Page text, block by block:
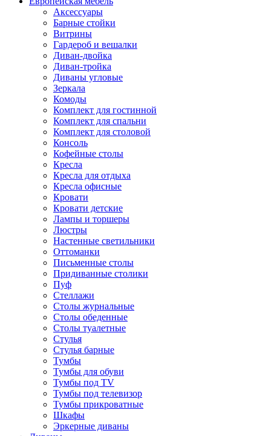
Аксессуары
Барные стойки
Витрины
Гардероб и вешалки
Диван-двойка
Диван-тройка
Диваны угловые
Зеркала
Комоды
Комплект для гостинной
Комплект для спальни
Комплект для столовой
Консоль
Кофейные столы
Кресла
Кресла для отдыха
Кресла офисные
Кровати
Кровати детские
Лампы и торшеры
Люстры
Настенные светильники
Оттоманки
Письменные столы
Придиванные столики
Пуф
Стеллажи
Столы журнальные
Столы обеденные
Столы туалетные
Стулья
Стулья барные
Тумбы
Тумбы для обуви
Тумбы под TV
Тумбы под телевизор
Тумбы прикроватные
Шкафы
Эркерные диваны